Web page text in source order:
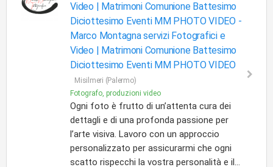
Video | Matrimoni Comunione Battesimo
Diciottesimo Eventi MM PHOTO VIDEO -
Marco Montagna servizi Fotografici e
Video | Matrimoni Comunione Battesimo
Diciottesimo Eventi MM PHOTO VIDEO
Misilmeri (Palermo)
Fotografo, produzioni video
Ogni foto è frutto di un’attenta cura dei
dettagli e di una profonda passione per
l’arte visiva. Lavoro con un approccio
personalizzato per assicurarmi che ogni
scatto rispecchi la vostra personalità e il...